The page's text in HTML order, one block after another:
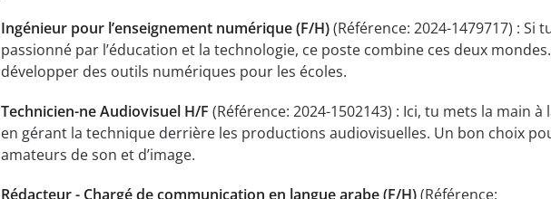
Ingénieur pour l’enseignement numérique (F/H)(Référence: 2024-1479717) : Si
passionné par l’éducation et la technologie, ce poste combine ces deux
développer des outils numériques pour les écoles.
Technicien-ne Audiovisuel H/F (Référence: 2024-1502143) : Ici, tu mets la main à
en gérant la technique derrière les productions audiovisuelles. Un bon choix
amateurs de son et d’image.
Rédacteur - Chargé de communication en langue arabe (F/H)(Référence: